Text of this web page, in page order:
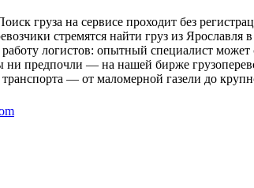
груза на сервисе проходит без
стремятся найти груз из
логистов: опытный специалист
предпочли — на нашей бирже
— от маломерной газели до